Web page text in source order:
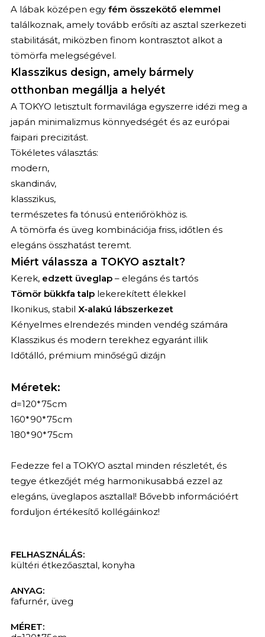
A lábak középen egy fém összekötő elemmel
találkoznak, amely tovább erősíti az asztal szerkezeti
stabilitását, miközben finom kontrasztot alkot a
tömörfa melegségével.
Klasszikus design, amely bármely
otthonban megállja a helyét
A TOKYO letisztult formavilága egyszerre idézi meg a
japán minimalizmus könnyedségét és az európai
faipari precizitást.
Tökéletes választás:
modern,
skandináv,
klasszikus,
természetes fa tónusú enteriőrökhöz is.
A tömörfa és üveg kombinációja friss, időtlen és
elegáns összhatást teremt.
Miért válassza a TOKYO asztalt?
Kerek, edzett üveglap– elegáns és tartós
Tömör bükkfa talplekerekített élekkel
Ikonikus, stabil X‑alakú lábszerkezet
Kényelmes elrendezés minden vendég számára
Klasszikus és modern terekhez egyaránt illik
Időtálló, prémium minőségű dizájn
Méretek:
d=120*75cm
160*90*75cm
180*90*75cm
Fedezze fel a TOKYO asztal minden részletét, és
tegye étkezőjét még harmonikusabbá ezzel az
elegáns, üveglapos asztallal! Bővebb információért
forduljon értékesítő kollégáinkoz!
FELHASZNÁLÁS:
kültéri étkezőasztal, konyha
ANYAG:
fafurnér, üveg
MÉRET: